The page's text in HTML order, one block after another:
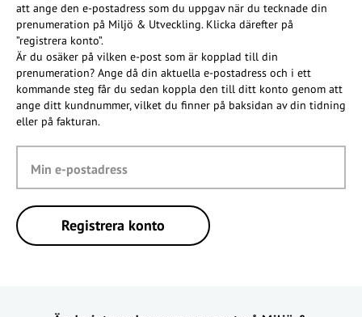
att ange den e-postadress som du uppgav när du tecknade din
prenumeration på Miljö & Utveckling. Klicka därefter på
”registrera konto”.
Är du osäker på vilken e-post som är kopplad till din
prenumeration? Ange då din aktuella e-postadress och i ett
kommande steg får du sedan koppla den till ditt konto genom att
ange ditt kundnummer, vilket du finner på baksidan av din tidning
eller på fakturan.